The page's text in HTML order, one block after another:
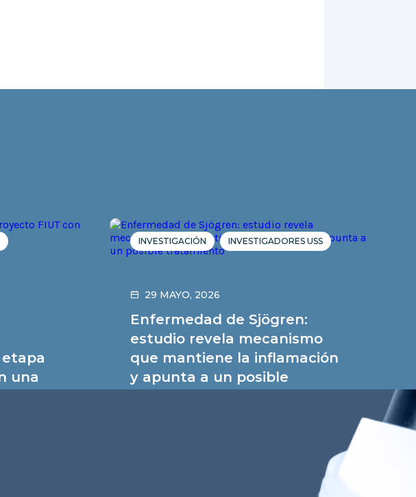
etapa
una
INVESTIGACIÓN INVESTIGADORES USS
29 MAYO, 2026
Enfermedad de Sjögren:
estudio revela mecanismo
que mantiene la inflamación
y apunta a un posible